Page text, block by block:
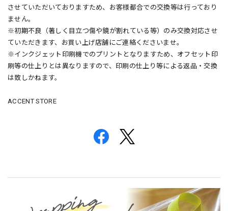
させていただいておりますため、お客様都合での交換等は行っており
ません。
※初期不良（著しく目立つ傷や鏡が割れている等）のみ交換対応させ
ていただきます、お買い上げ店舗にご連絡くださいませ。
※インクジェット印刷機でのプリントとなりますため、オフセット印
刷等の仕上りとは異なりますので、印刷の仕上り等による返品・交換
は致しかねます。
ACCENT STORE